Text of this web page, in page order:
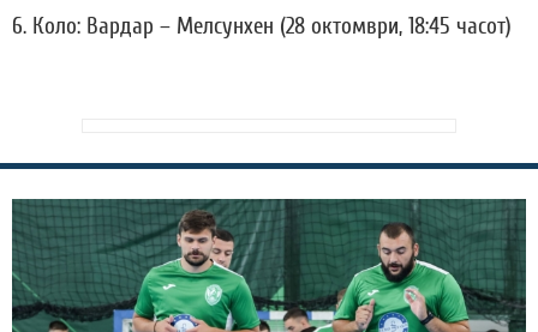
6. Коло: Вардар – Мелсунхен (28 октомври, 18:45 часот)